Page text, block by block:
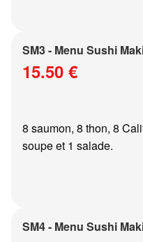
SM3 - Menu Sushi
15.50 €
8 saumon, 8 thon, 8
soupe et 1 salade.
SM4 - Menu Sushi